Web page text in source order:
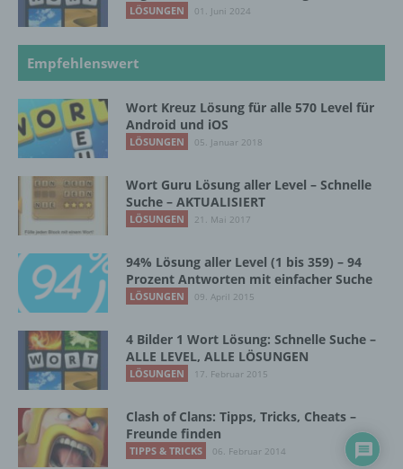
LÖSUNGEN 01. Juni 2024
Empfehlenswert
Wort Kreuz Lösung für alle 570 Level für
Android und iOS
LÖSUNGEN 05. Januar 2018
Wort Guru Lösung aller Level – Schnelle
Suche – AKTUALISIERT
LÖSUNGEN 21. Mai 2017
94% Lösung aller Level (1 bis 359) – 94
Prozent Antworten mit einfacher Suche
LÖSUNGEN 09. April 2015
4 Bilder 1 Wort Lösung: Schnelle Suche –
ALLE LEVEL, ALLE LÖSUNGEN
LÖSUNGEN 17. Februar 2015
Clash of Clans: Tipps, Tricks, Cheats –
Freunde finden
TIPPS & TRICKS 06. Februar 2014
g) Verantwortlicher oder für die Verarbeitung
Verantwortlicher
Verantwortlicher oder für die Verarbeitung
Verantwortlicher ist die natürliche oder
juristische Person, Behörde, Einrichtung
oder andere Stelle, die allein oder
und Mittel der Verarbeitung von
personenbezogenen Daten entscheidet.
Sind die Zwecke und Mittel dieser
das Recht der Mitgliedstaaten vorgegeben,
so kann der Verantwortliche
beziehungsweise können die bestimmten
Kriterien seiner Benennung nach dem
Unionsrecht oder dem Recht der
Mitgliedstaaten vorgesehen werden.
h) Auftragsverarbeiter
Auftragsverarbeiter ist eine natürliche oder